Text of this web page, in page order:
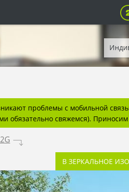
проблемы с мобильной
обязательно свяжемся).
.
В ЗЕРКАЛЬНОЕ